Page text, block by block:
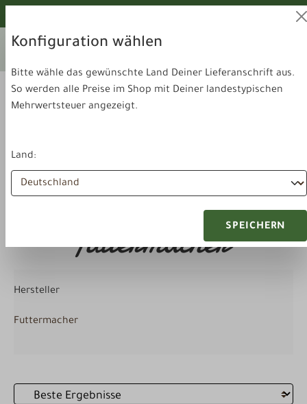
Ihr aktuelles Lieferland:
Suchergebnisse für
"futtermacher"
Hersteller
Futtermacher
Konfiguration wählen
Bitte wähle das gewünschte Land Deiner Lieferanschrift aus.
So werden alle Preise im Shop mit Deiner landestypischen
Mehrwertsteuer angezeigt.
Land:
SPEICHERN